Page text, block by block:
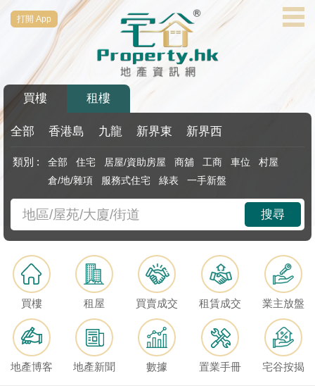
代
理
搵
樓/
交
業
主
盤
宅
谷
按
揭
地
打開 App
買樓 租樓
全部 香港島 九龍 新界東 新界西
類別 : 全部 住宅 居屋/資助房屋 商舖 工商 車位
村屋
倉/地/雜項
服務式住宅 綠表 一手新盤
搜尋
買樓 租屋 買賣成交 租賃成交 業主放盤
地產博客 地產新聞 數據 置業手冊 宅谷按揭